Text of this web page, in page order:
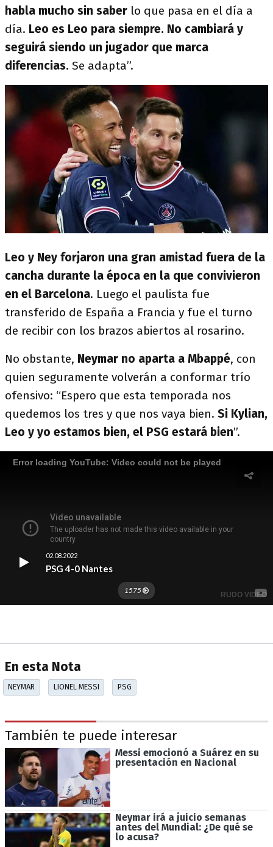
habla mucho sin saber lo que pasa en el día a
día. Leo es Leo para siempre. No cambiará y
seguirá siendo un jugador que marca
diferencias. Se adapta”.
Leo y Ney forjaron una gran amistad fuera de la
cancha durante la época en la que convivieron
en el Barcelona. Luego el paulista fue
transferido de España a Francia y fue el turno
de recibir con los brazos abiertos al rosarino.
No obstante, Neymar no aparta a Mbappé, con
quien seguramente volverán a conformar trío
ofensivo: “Espero que esta temporada nos
quedemos los tres y que nos vaya bien. Si Kylian,
Leo y yo estamos bien, el PSG estará bien”.
En esta Nota
NEYMAR LIONEL MESSI PSG
También te puede interesar
Messi emocionó a Suárez en su
presentación en Nacional
Neymar irá a juicio semanas
antes del Mundial: ¿De qué se
lo acusa?